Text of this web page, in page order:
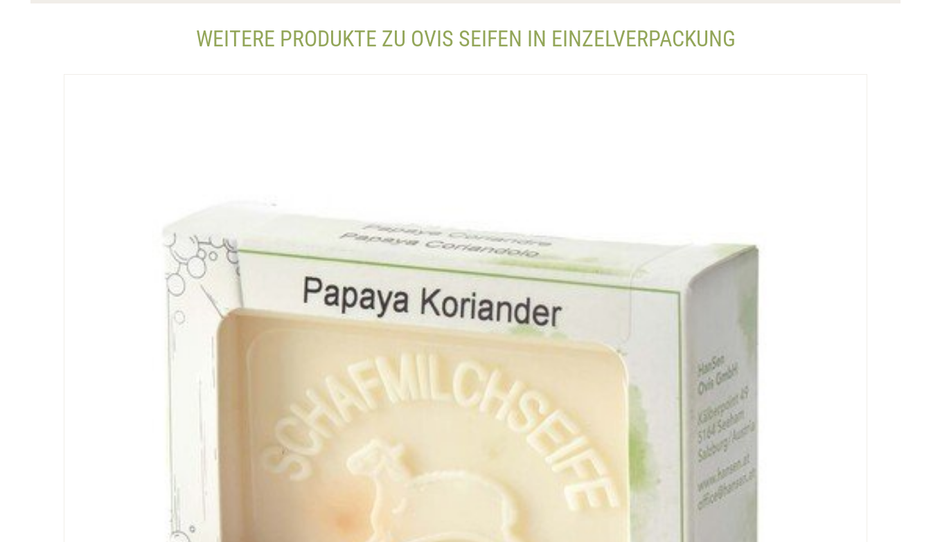
WEITERE PRODUKTE ZU OVIS SEIFEN IN EINZELVERPACKUNG